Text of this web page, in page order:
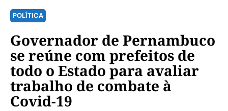
POLÍTICA
Governador de Pernambuco
se reúne com prefeitos de
todo o Estado para avaliar
trabalho de combate à
Covid-19